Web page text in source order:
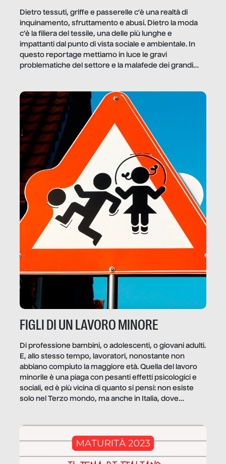
Dietro tessuti, griffe e passerelle c’è una realtà di
inquinamento, sfruttamento e abusi. Dietro la moda
c’è la filiera del tessile, una delle più lunghe e
impattanti dal punto di vista sociale e ambientale. In
questo reportage mettiamo in luce le gravi
problematiche del settore e la malafede dei grandi
FIGLI DI UN LAVORO MINORE
Di professione bambini, o adolescenti, o giovani adulti.
E, allo stesso tempo, lavoratori, nonostante non
abbiano compiuto la maggiore età. Quella del lavoro
minorile è una piaga con pesanti effetti psicologici e
sociali, ed è più vicina di quanto si pensi: non esiste
solo nel Terzo mondo, ma anche in Italia, dove